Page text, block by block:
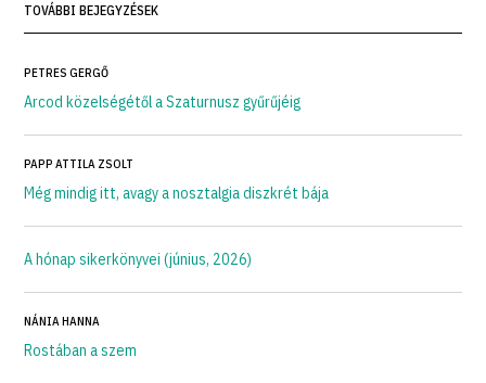
TOVÁBBI BEJEGYZÉSEK
PETRES GERGŐ
Arcod közelségétől a Szaturnusz gyűrűjéig
PAPP ATTILA ZSOLT
Még mindig itt, avagy a nosztalgia diszkrét bája
A hónap sikerkönyvei (június, 2026)
NÁNIA HANNA
Rostában a szem